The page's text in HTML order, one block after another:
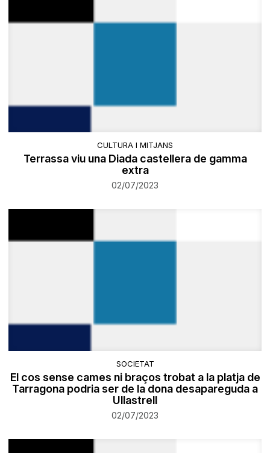
CULTURA I MITJANS
​Terrassa viu una Diada castellera de gamma
extra
02/07/2023
SOCIETAT
El cos sense cames ni braços trobat a la platja de
Tarragona podria ser de la dona desapareguda a
Ullastrell
02/07/2023